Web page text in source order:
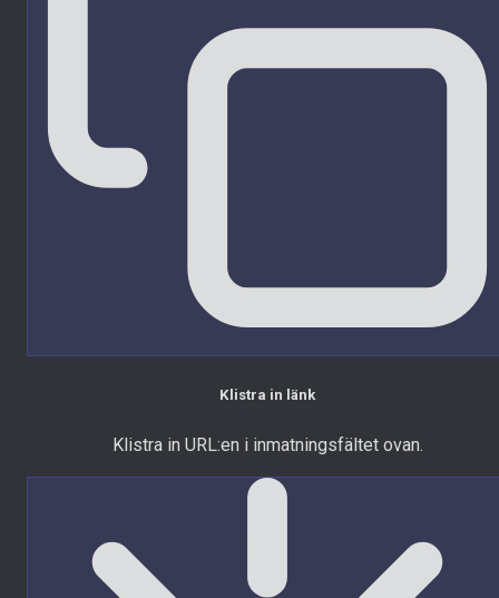
Klistra in länk
Klistra in URL:en i inmatningsfältet ovan.